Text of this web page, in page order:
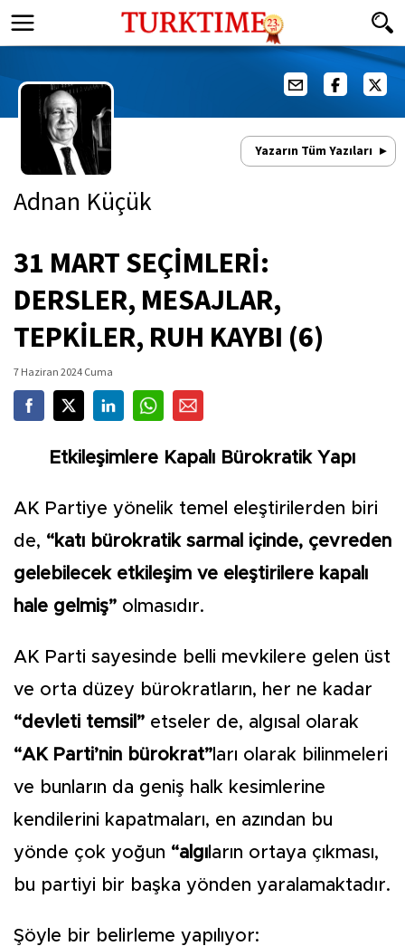
Yazarın Tüm Yazıları
Adnan Küçük
31 MART SEÇİMLERİ:
DERSLER, MESAJLAR,
TEPKİLER, RUH KAYBI (6)
7 Haziran 2024 Cuma
Etkileşimlere Kapalı Bürokratik Yapı
AK Partiye yönelik temel eleştirilerden biri
de, “katı bürokratik sarmal içinde, çevreden
gelebilecek etkileşim ve eleştirilere kapalı
hale gelmiş” olmasıdır.
AK Parti sayesinde belli mevkilere gelen üst
ve orta düzey bürokratların, her ne kadar
“devleti temsil” etseler de, algısal olarak
“AK Parti’nin bürokrat” ları olarak bilinmeleri
ve bunların da geniş halk kesimlerine
kendilerini kapatmaları, en azından bu
yönde çok yoğun “algı ların ortaya çıkması,
bu partiyi bir başka yönden yaralamaktadır.
Şöyle bir belirleme yapılıyor: